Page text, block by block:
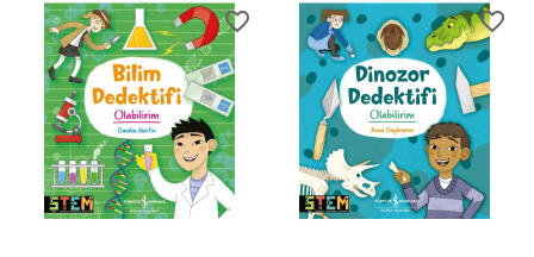
favorite_border favorite_border